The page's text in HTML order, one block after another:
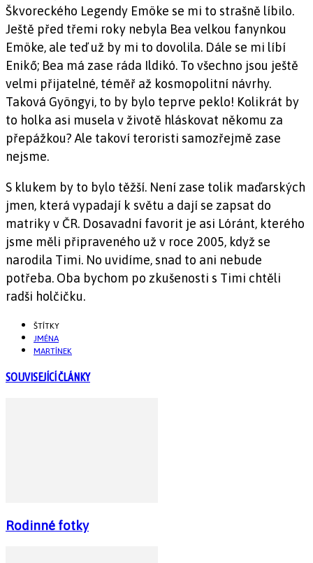
Škvoreckého Legendy Emöke se mi to strašně líbilo.
Ještě před třemi roky nebyla Bea velkou fanynkou
Emöke, ale teď už by mi to dovolila. Dále se mi líbí
Enikő; Bea má zase ráda Ildikó. To všechno jsou ještě
velmi přijatelné, téměř až kosmopolitní návrhy.
Taková Gyöngyi, to by bylo teprve peklo! Kolikrát by
to holka asi musela v životě hláskovat někomu za
přepážkou? Ale takoví teroristi samozřejmě zase
nejsme.
S klukem by to bylo těžší. Není zase tolik maďarských
jmen, která vypadají k světu a dají se zapsat do
matriky v ČR. Dosavadní favorit je asi Lóránt, kterého
jsme měli připraveného už v roce 2005, když se
narodila Timi. No uvidíme, snad to ani nebude
potřeba. Oba bychom po zkušenosti s Timi chtěli
radši holčičku.
ŠTÍTKY
JMÉNA
MARTÍNEK
SOUVISEJÍCÍ ČLÁNKY
Rodinné fotky